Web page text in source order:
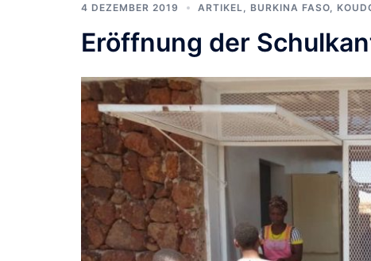
4 DEZEMBER 2019 ARTIKEL BURKINA FASO
Eröffnung der